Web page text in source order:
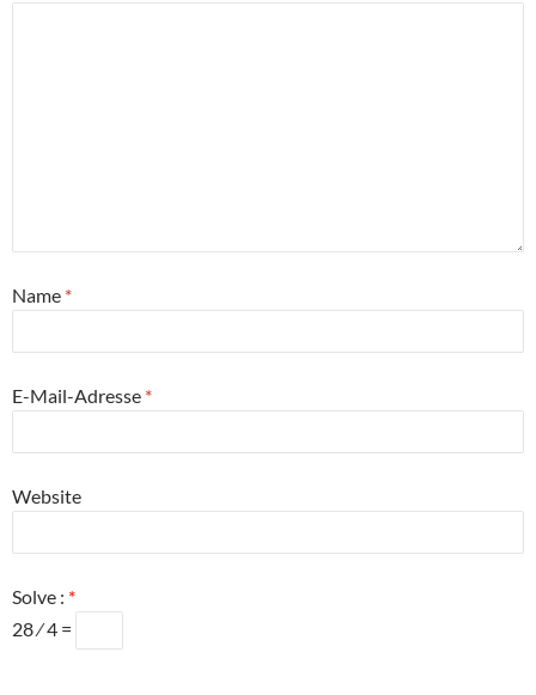
Name *
E-Mail-Adresse *
Website
Solve : *
28 ⁄ 4 =